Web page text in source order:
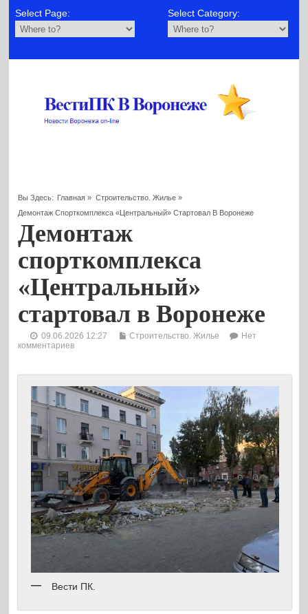
Select Page: Select Category:
Вы Здесь: Главная » Строительство. Жилье»
Демонтаж Спорткомплекса «Центральный» Стартовал В Воронеже
Демонтаж
спорткомплекса
«Центральный»
стартовал в Воронеже
09.06.2026 12:27 Строительство. Жилье
Нет
комментариев
Вести ПК.